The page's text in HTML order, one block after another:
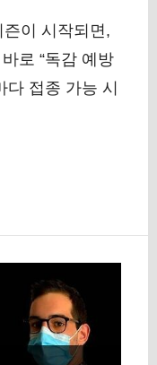
이 시작되면,
로 “독감 예방
다 접종 가능 시